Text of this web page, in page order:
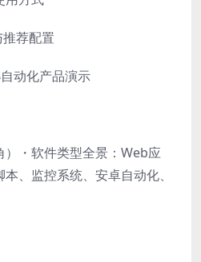
荐配置
动化产品演示
・软件类型全景：Web应
、监控系统、安卓自动化、